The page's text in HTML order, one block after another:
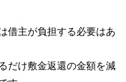
借主が負担する必要はあ
だけ敷金返還の金額を減